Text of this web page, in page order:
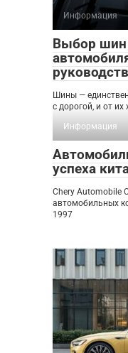
Информация
Выбор шин
Шины —
с дорогой, и от их
Информация
успеха
Chery Automobile
автомобильных
1997